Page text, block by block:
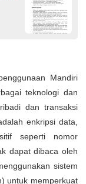
Mandiri
teknologi dan
dan transaksi
enkripsi data,
seperti nomor
dapat dibaca oleh
sistem
untuk memperkuat